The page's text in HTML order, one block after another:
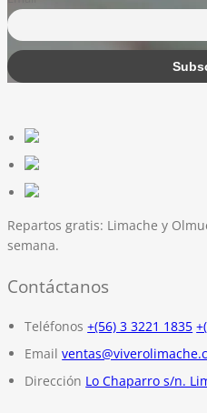
Repartos gratis: Limache y
semana.
Contáctanos
Teléfonos +(56) 3 3221 1835
Email
Dirección Lo Chaparro s/n.